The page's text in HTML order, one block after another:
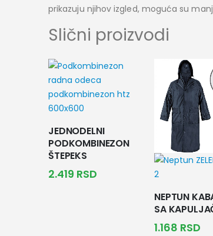
prikazuju njihov izgled, moguća su
Slični proizvodi
JEDNODELNI
PODKOMBINEZON
ŠTEPEKS
2.419 RSD
NEPTUN
SA
1.168 RSD